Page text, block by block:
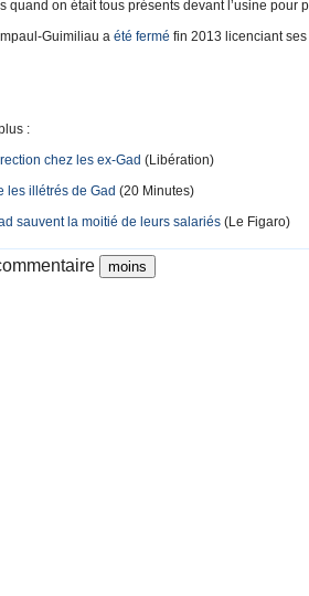
quand on était tous présents devant l’usine pour
Guimiliau a été fermé fin 2013 licenciant
:
chez les ex-Gad (Libération)
les illétrés de Gad (20 Minutes)
sauvent la moitié de leurs salariés (Le Figaro)